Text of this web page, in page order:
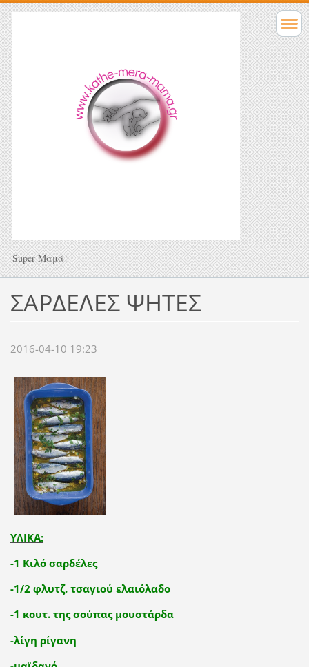
Super Μαμά!
ΣΑΡΔΕΛΕΣ ΨΗΤΕΣ
2016-04-10 19:23
ΥΛΙΚΑ:
-1 Κιλό σαρδέλες
-1/2 φλυτζ. τσαγιού ελαιόλαδο
-1 κουτ. της σούπας μουστάρδα
-λίγη ρίγανη